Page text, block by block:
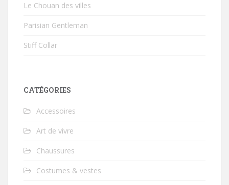
Le Chouan des villes
Parisian Gentleman
Stiff Collar
CATÉGORIES
Accessoires
Art de vivre
Chaussures
Costumes & vestes